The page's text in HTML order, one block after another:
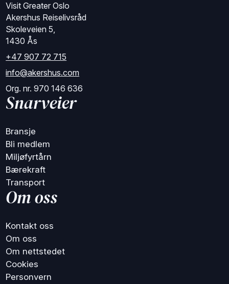
Visit Greater Oslo
Akershus Reiselivsråd
Skoleveien 5,
1430 Ås
+47 907 72 715
info@akershus.com
Org. nr. 970 146 636
Snarveier
Bransje
Bli medlem
Miljøfyrtårn
Bærekraft
Transport
Om oss
Kontakt oss
Om oss
Om nettstedet
Cookies
Personvern